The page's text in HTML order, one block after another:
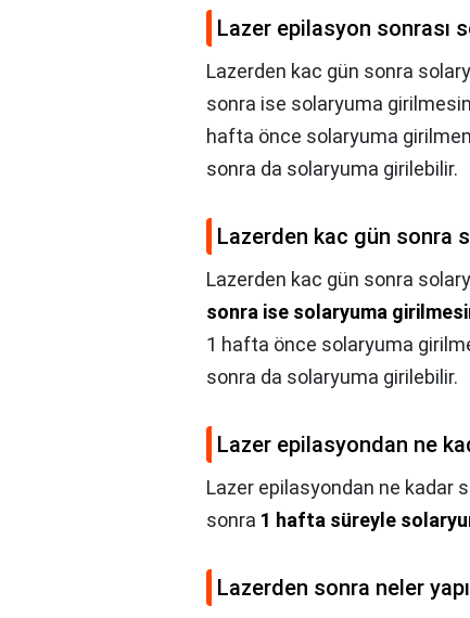
Lazer epilasyon sonrası
Lazerden kac gün sonra
sonra ise solaryuma
hafta önce solaryuma
sonra da solaryuma girilebilir.
Lazerden kac gün sonra
Lazerden kac gün sonra
sonra ise solaryuma
1 hafta önce solaryuma
sonra da solaryuma girilebilir.
Lazer epilasyondan ne
Lazer epilasyondan ne kadar
sonra 1 hafta süreyle
Lazerden sonra neler